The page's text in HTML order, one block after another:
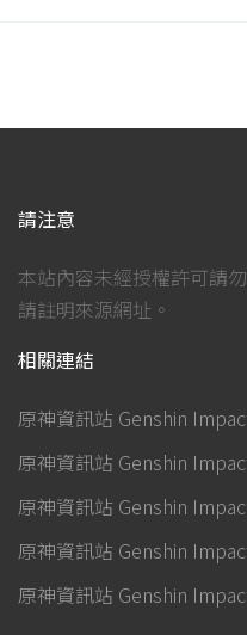
請注意
本站內容未經授權許可請
請註明來源網址。
相關連結
原神資訊站 Genshin
原神資訊站 Genshin
原神資訊站 Genshin
原神資訊站 Genshin
原神資訊站 Genshin